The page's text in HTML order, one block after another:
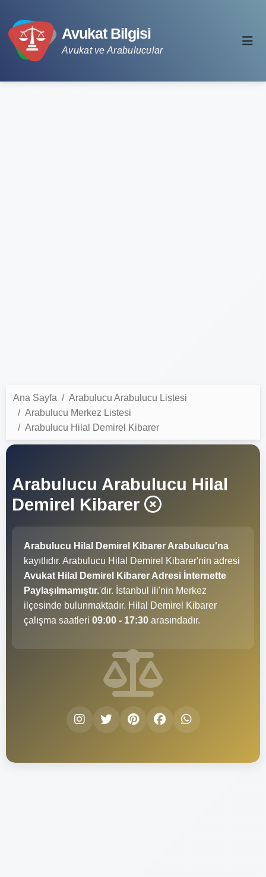
Avukat Bilgisi
Avukat ve Arabulucular
Ana Sayfa
Arabulucu Arabulucu Listesi
Arabulucu Merkez Listesi
Arabulucu Hilal Demirel Kibarer
Arabulucu Arabulucu Hilal
Demirel Kibarer
Arabulucu Hilal Demirel Kibarer Arabulucu'na
kayıtlıdır. Arabulucu Hilal Demirel Kibarer'nin adresi
Avukat Hilal Demirel Kibarer Adresi İnternette
Paylaşılmamıştır.'dır. İstanbul ili'nin Merkez
ilçesinde bulunmaktadır. Hilal Demirel Kibarer
çalışma saatleri 09:00 - 17:30 arasındadır.